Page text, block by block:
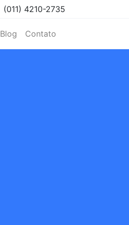
(011) 4210-2735
Blog Contato